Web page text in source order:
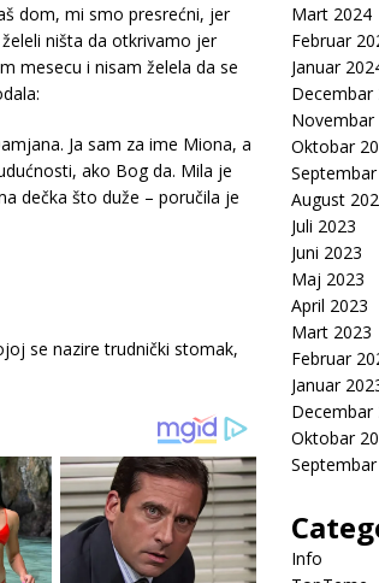
dom, mi smo presrećni, jer
ništa da otkrivamo jer
mesecu i nisam želela da se
Ja sam za ime Miona, a
ako Bog da. Mila je
dečka što duže – poručila je
se nazire trudnički stomak,
Mart 2024
Februar
Januar
Decembar
Novembar
Oktobar
August
Juli 2023
Juni 2023
Maj 2023
April 2023
Mart 2023
Februar
Januar
Decembar
Oktobar
Info